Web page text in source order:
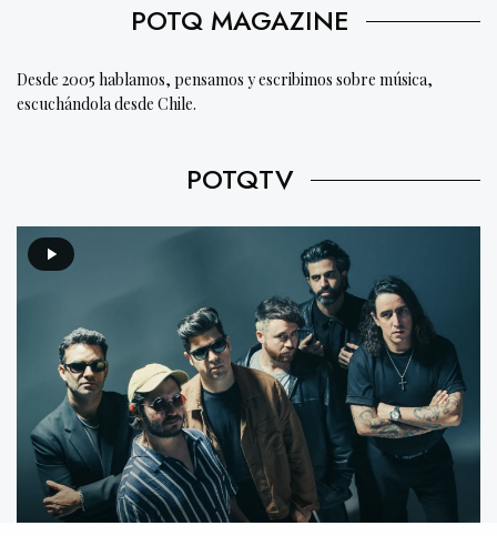
POTQ MAGAZINE
Desde 2005 hablamos, pensamos y escribimos sobre música,
escuchándola desde Chile.
POTQTV